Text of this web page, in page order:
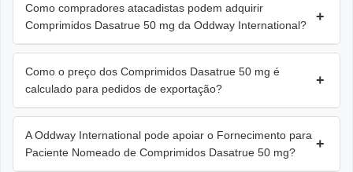
Como compradores atacadistas podem adquirir
Comprimidos Dasatrue 50 mg da Oddway International?
+
Como o preço dos Comprimidos Dasatrue 50 mg é
calculado para pedidos de exportação?
+
A Oddway International pode apoiar o Fornecimento para
Paciente Nomeado de Comprimidos Dasatrue 50 mg?
+